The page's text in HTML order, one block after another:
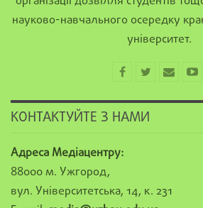
науково-навчального осередку
університет.
КОНТАКТУЙТЕ З НАМИ
Адреса Медіацентру:
88000 м. Ужгород,
вул. Університетська, 14, к. 231